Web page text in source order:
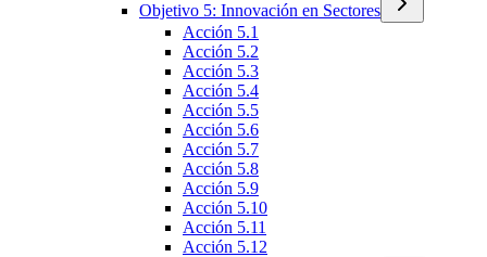
Objetivo 5: Innovación en Sectores
Acción 5.1
Acción 5.2
Acción 5.3
Acción 5.4
Acción 5.5
Acción 5.6
Acción 5.7
Acción 5.8
Acción 5.9
Acción 5.10
Acción 5.11
Acción 5.12